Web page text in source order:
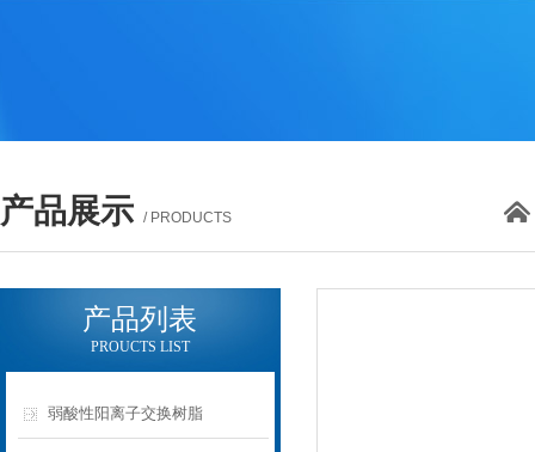
产品展示 / PRODUCTS
产品列表
PROUCTS LIST
弱酸性阳离子交换树脂